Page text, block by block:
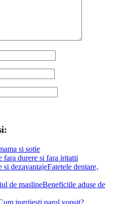
si sotie
fara durere si fara iritatii
Fatetele dentare,
Beneficiile aduse de